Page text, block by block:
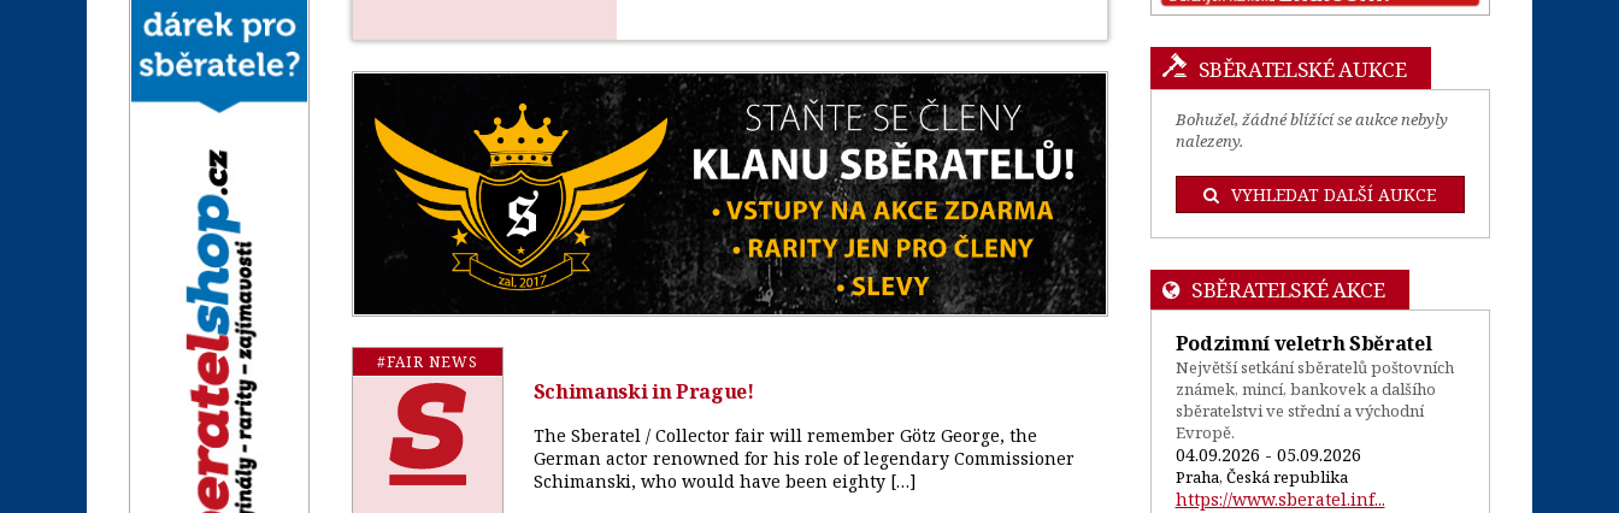
#FAIR NEWS
Schimanski in Prague!
The Sberatel / Collector fair will remember Götz George, the
German actor renowned for his role of legendary Commissioner
Schimanski, who would have been eighty […]
SBĚRATELSKÉ AUKCE
Bohužel, žádné blížící se aukce nebyly
nalezeny.
VYHLEDAT DALŠÍ AUKCE
SBĚRATELSKÉ AKCE
Podzimní veletrh Sběratel
Největší setkání sběratelů poštovních
známek, mincí, bankovek a dalšího
sběratelstvi ve střední a východní
Evropě.
04.09.2026 - 05.09.2026
Praha, Česká republika
https://www.sberatel.inf...